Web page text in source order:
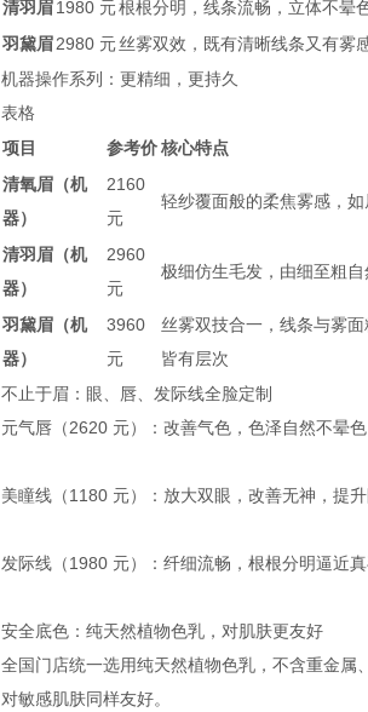
清羽眉1980 元根根分明，线条流畅，立体不晕
羽黛眉2980 元丝雾双效，既有清晰线条又有雾
机器操作系列：更精细，更持久
表格
项目
参考价核心特点
清氧眉（机
器）
2160
元
轻纱覆面般的柔焦雾感，如
清羽眉（机
器）
2960
元
极细仿生毛发，由细至粗
羽黛眉（机
器）
3960
元
丝雾双技合一，线条与雾
皆有层次
不止于眉：眼、唇、发际线全脸定制
元气唇（2620 元）：改善气色，色泽自然不晕
美瞳线（1180 元）：放大双眼，改善无神，提
发际线（1980 元）：纤细流畅，根根分明逼近
安全底色：纯天然植物色乳，对肌肤更友好
全国门店统一选用纯天然植物色乳，不含重金属
对敏感肌肤同样友好。